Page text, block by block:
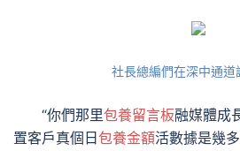
社長總編們在深中通道
“你們那里包養留言板融媒體成
置客戶真個日 包養金額活數據是幾